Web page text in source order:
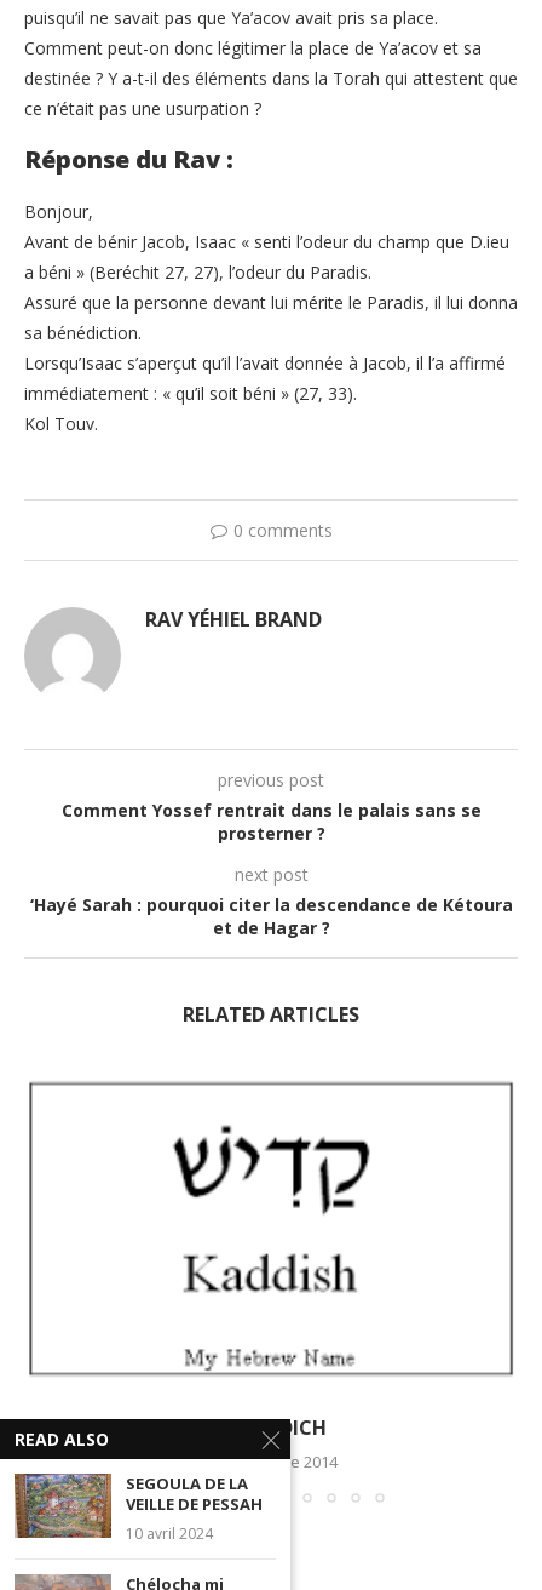
puisqu’il ne savait pas que Ya’acov avait pris sa place.
Comment peut-on donc légitimer la place de Ya’acov et sa
destinée ? Y a-t-il des éléments dans la Torah qui attestent que
ce n’était pas une usurpation ?
Réponse du Rav :
Bonjour,
Avant de bénir Jacob, Isaac « senti l’odeur du champ que D.ieu
a béni » (Beréchit 27, 27), l’odeur du Paradis.
Assuré que la personne devant lui mérite le Paradis, il lui donna
sa bénédiction.
Lorsqu’Isaac s’aperçut qu’il l’avait donnée à Jacob, il l’a affirmé
immédiatement : « qu’il soit béni » (27, 33).
Kol Touv.
0 comments
RAV YÉHIEL BRAND
previous post
Comment Yossef rentrait dans le palais sans se
prosterner ?
next post
‘Hayé Sarah : pourquoi citer la descendance de Kétoura
et de Hagar ?
RELATED ARTICLES
LE KADDICH
10 décembre 2014
READ ALSO
SEGOULA DE LA
VEILLE DE PESSAH
10 avril 2024
Chélocha mi